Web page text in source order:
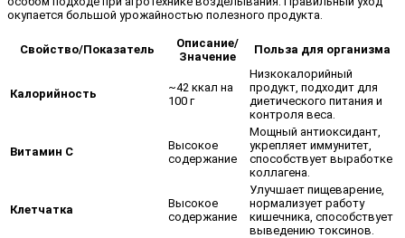
окупается большой урожайностью полезного продукта.
Свойство/Показатель
Описание/
Значение
Польза для организма
Калорийность
~42 ккал на
100 г
Низкокалорийный
продукт, подходит для
диетического питания и
контроля веса.
Витамин С
Высокое
содержание
Мощный антиоксидант,
укрепляет иммунитет,
способствует выработке
коллагена.
Клетчатка
Высокое
содержание
Улучшает пищеварение,
нормализует работу
кишечника, способствует
выведению токсинов.